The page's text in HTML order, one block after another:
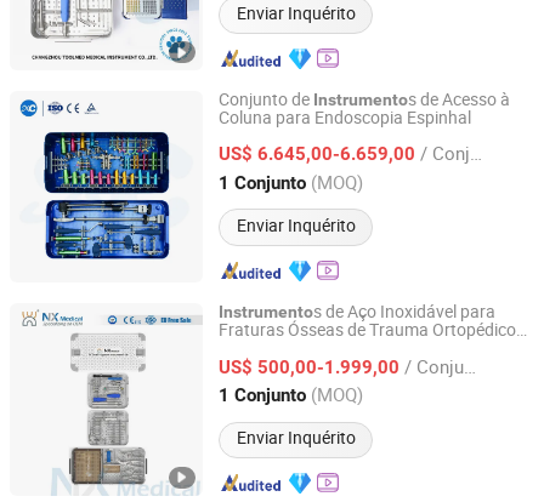
Enviar Inquérito
Conjunto de Instrumentos de Acesso à
Coluna para Endoscopia Espinhal
US$ 6.645,00-6.659,00 / Conjunto
1 Conjunto (MOQ)
Enviar Inquérito
Changzhou XC Medico Technology Co., Ltd.
Jiangsu, China Desde 2021
Instrumentos de Aço Inoxidável para
Fraturas Ósseas de Trauma Ortopédico
Cirúrgicos Nx Médico
US$ 500,00-1.999,00 / Conjunto
1 Conjunto (MOQ)
Enviar Inquérito
Changzhou Nanxiang Medical Device Co., Ltd
Jiangsu, China Desde 2025